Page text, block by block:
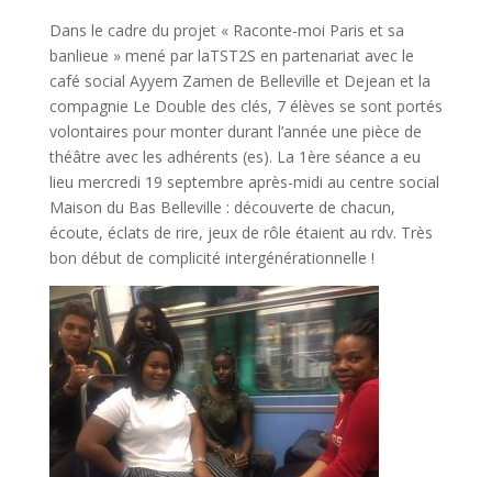
Dans le cadre du projet « Raconte-moi Paris et sa
banlieue » mené par laTST2S en partenariat avec le
café social Ayyem Zamen de Belleville et Dejean et la
compagnie Le Double des clés, 7 élèves se sont portés
volontaires pour monter durant l’année une pièce de
théâtre avec les adhérents (es). La 1ère séance a eu
lieu mercredi 19 septembre après-midi au centre social
Maison du Bas Belleville : découverte de chacun,
écoute, éclats de rire, jeux de rôle étaient au rdv. Très
bon début de complicité intergénérationnelle !